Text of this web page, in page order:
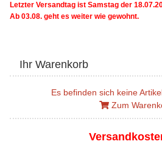
Letzter Versandtag ist Samstag der
Ab 03.08. geht es weiter wie gewohnt.
Ihr Warenkorb
Es befinden sich keine
Zum